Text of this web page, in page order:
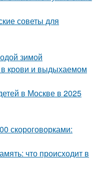
советы для
зимой
в крови и выдыхаемом
в Москве в 2025
скороговорками:
что происходит в